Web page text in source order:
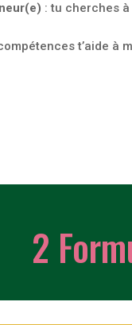
: tu cherches
t’aide
2